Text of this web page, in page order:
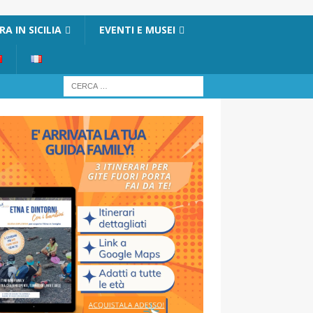
IN SICILIA EVENTI E MUSEI